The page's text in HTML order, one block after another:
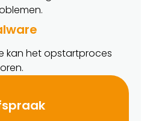
kan het opstartproces